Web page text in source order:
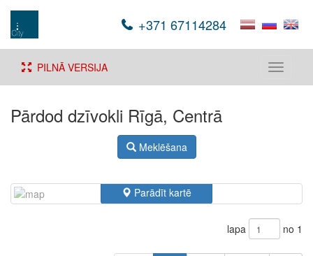
+371 67114284
Toggle
PILNĀ VERSIJA
Pārdod dzīvokli Rīgā, Centrā
Meklēšana
Parādīt kartē
lapa no 1